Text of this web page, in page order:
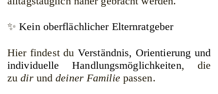
✨Kein oberflächlicher Elternratgeber
Hier findest du Verständnis, Orientierung und
individuelle Handlungsmöglichkeiten, die
zudirunddeiner Familiepassen.